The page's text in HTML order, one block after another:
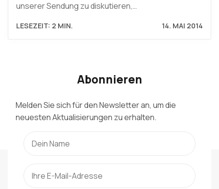
unserer Sendung zu diskutieren,…
LESEZEIT: 2 MIN. 14. MAI 2014
Abonnieren
Melden Sie sich für den Newsletter an, um die
neuesten Aktualisierungen zu erhalten.